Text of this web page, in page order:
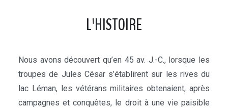
L'HISTOIRE
Nous avons découvert qu’en 45 av. J.-C., lorsque les
troupes de Jules César s’établirent sur les rives du
lac Léman, les vétérans militaires obtenaient, après
campagnes et conquêtes, le droit à une vie paisible